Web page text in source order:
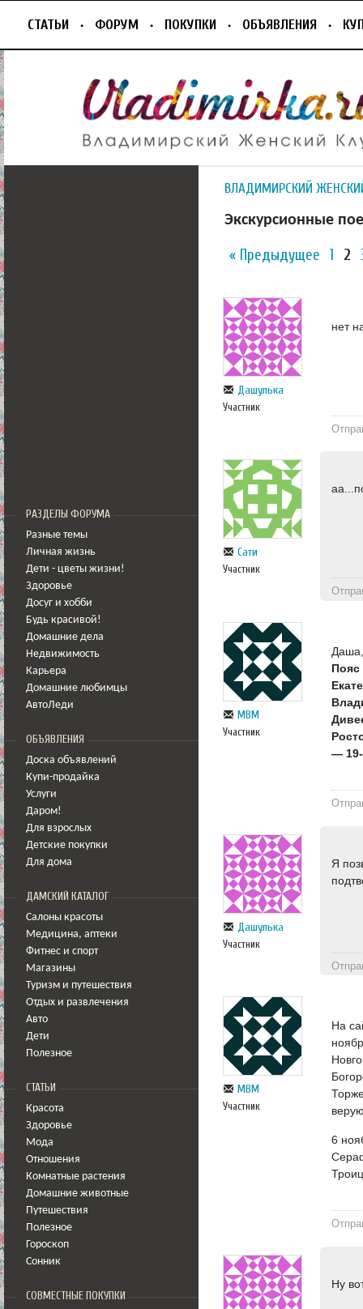
СТАТЬИ ФОРУМ ПОКУПКИ ОБЪЯВЛЕНИЯ
РАЗДЕЛЫ ФОРУМА
Разные темы
Личная жизнь
Дети - цветы жизни!
Здоровье
Досуг и хобби
Будь красивой!
Домашние дела
Недвижимость
Карьера
Домашние любимцы
АвтоЛеди
ОБЪЯВЛЕНИЯ
Доска объявлений
Купи-продайка
Услуги
Даром!
Для взрослых
Детские покупки
Для дома
ДАМСКИЙ КАТАЛОГ
Салоны красоты
Медицина, аптеки
Фитнес и спорт
Магазины
Туризм и путешествия
Отдых и развлечения
Авто
Дети
Полезное
СТАТЬИ
Красота
Здоровье
Мода
Отношения
Комнатные растения
Домашние животные
Путешествия
Полезное
Гороскоп
Сонник
СОВМЕСТНЫЕ ПОКУПКИ
ВЛАДИМИРСКИЙ
Экскурсионные
« Предыдущее 1 2
Дашулька
Участник
нет
Сати
Участник
МВМ
Участник
Пояс
—
Дашулька
Участник
Я
МВМ
Участник
На
6
Ну